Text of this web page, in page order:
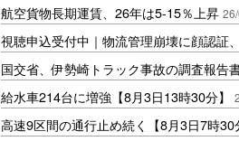
航空貨物長期運賃、26年は5-15％上昇
視聴申込受付中｜物流管理崩壊に顔認証
国交省、伊勢崎トラック事故の調査報告
給水車214台に増強【8月3日13時30分】
高速9区間の通行止め続く【8月3日7時30